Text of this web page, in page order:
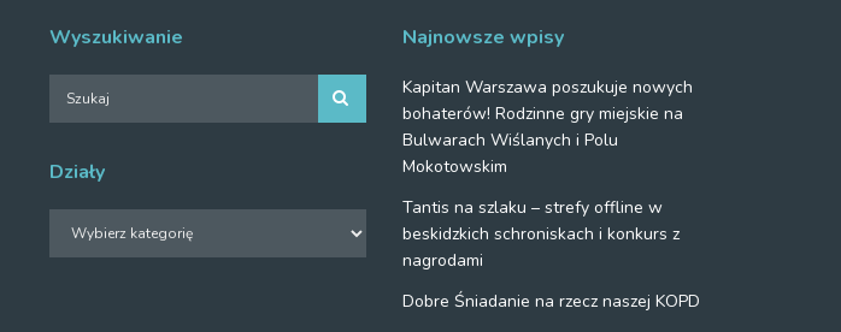
Wyszukiwanie
Działy
Najnowsze wpisy
Kapitan Warszawa poszukuje nowych
bohaterów! Rodzinne gry miejskie na
Bulwarach Wiślanych i Polu
Mokotowskim
Tantis na szlaku – strefy offline w
beskidzkich schroniskach i konkurs z
nagrodami
Dobre Śniadanie na rzecz naszej KOPD